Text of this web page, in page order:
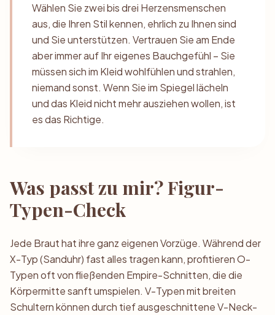
Wählen Sie zwei bis drei Herzensmenschen
aus, die Ihren Stil kennen, ehrlich zu Ihnen sind
und Sie unterstützen. Vertrauen Sie am Ende
aber immer auf Ihr eigenes Bauchgefühl – Sie
müssen sich im Kleid wohlfühlen und strahlen,
niemand sonst. Wenn Sie im Spiegel lächeln
und das Kleid nicht mehr ausziehen wollen, ist
es das Richtige.
Was passt zu mir? Figur-
Typen-Check
Jede Braut hat ihre ganz eigenen Vorzüge. Während der
X-Typ (Sanduhr) fast alles tragen kann, profitieren O-
Typen oft von fließenden Empire-Schnitten, die die
Körpermitte sanft umspielen. V-Typen mit breiten
Schultern können durch tief ausgeschnittene V-Neck-